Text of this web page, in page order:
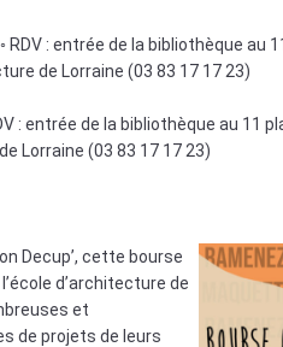
◦ RDV : entrée de la bibliothèque au
de Lorraine (03 83 17 17 23)
: entrée de la bibliothèque au 11
Lorraine (03 83 17 17 23)
Decup’, cette bourse
d’architecture de
et
de projets de leurs